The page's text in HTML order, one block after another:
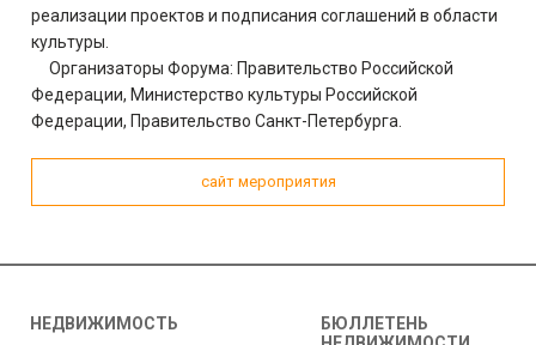
реализации проектов и подписания соглашений в области
культуры.
Организаторы Форума: Правительство Российской
Федерации, Министерство культуры Российской
Федерации, Правительство Санкт-Петербурга.
сайт мероприятия
НЕДВИЖИМОСТЬ
БЮЛЛЕТЕНЬ